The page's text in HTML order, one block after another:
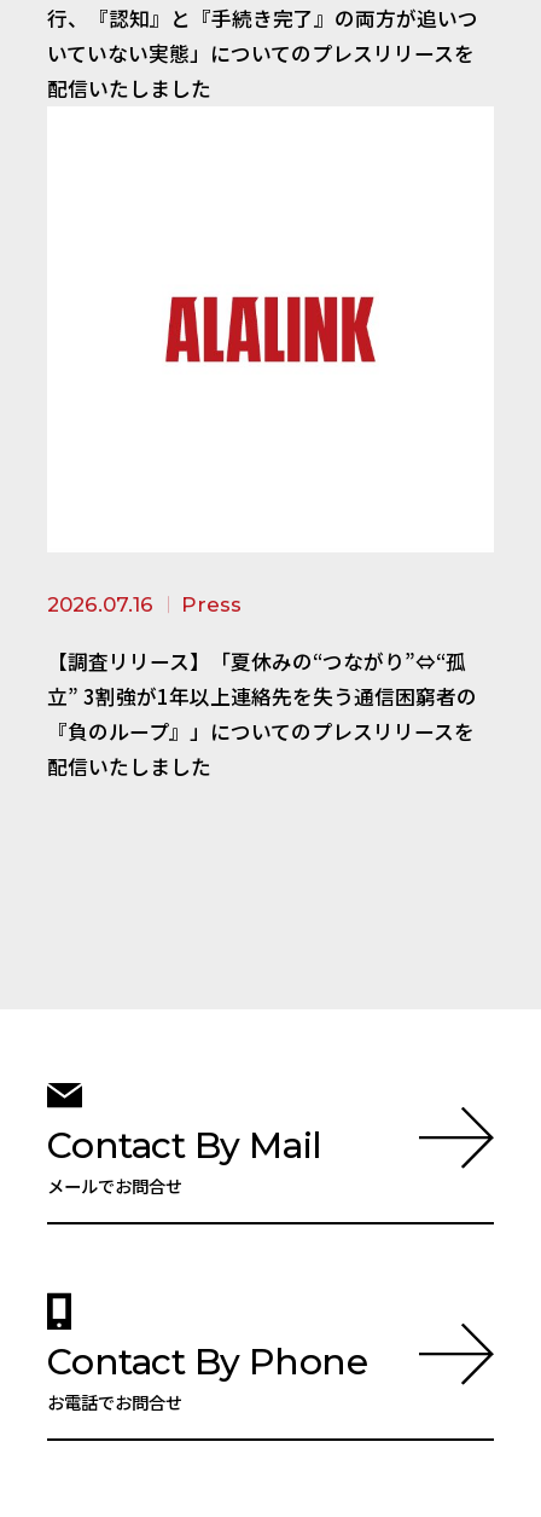
行、『認知』と『手続き完了』の両方が追いつ
いていない実態」についてのプレスリリースを
配信いたしました
2026.07.16 Press
【調査リリース】「夏休みの“つながり”⇔“孤
立” 3割強が1年以上連絡先を失う通信困窮者の
『負のループ』」についてのプレスリリースを
配信いたしました
Contact By Mail
メールでお問合せ
Contact By Phone
お電話でお問合せ